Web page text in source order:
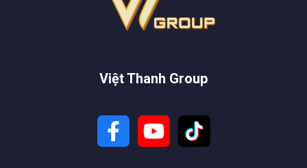
Việt Thanh Group